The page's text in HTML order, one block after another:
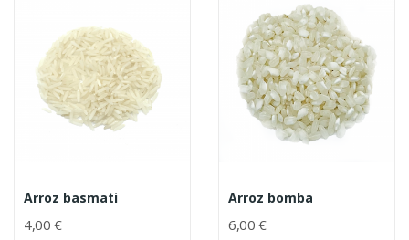
Arroz basmati
4,00 €
Arroz bomba
6,00 €